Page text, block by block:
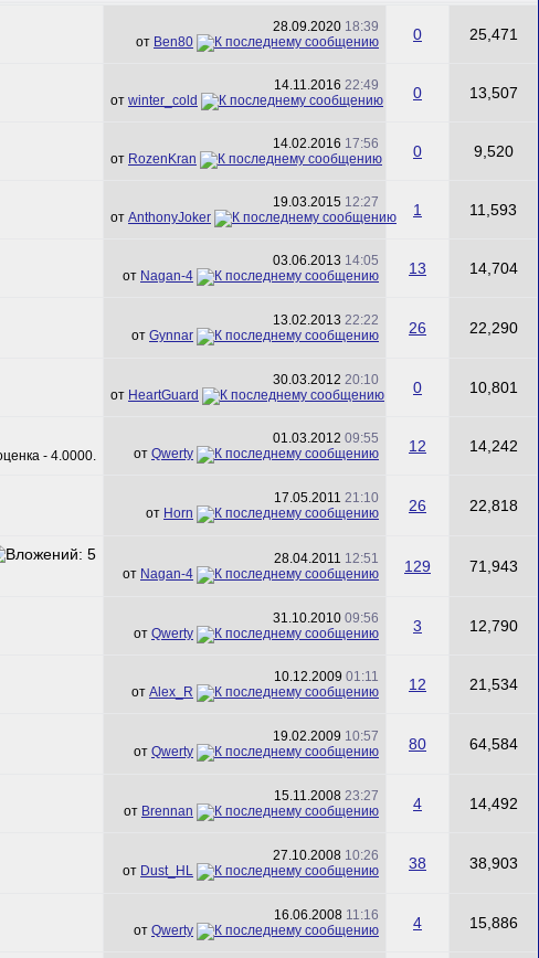
28.09.2020 18:39
от Ben80 0 25,471
14.11.2016 22:49
от winter_cold 0 13,507
14.02.2016 17:56
от RozenKran 0 9,520
19.03.2015 12:27
от AnthonyJoker 1 11,593
03.06.2013 14:05
от Nagan-4 13 14,704
13.02.2013 22:22
от Gynnar 26 22,290
30.03.2012 20:10
от HeartGuard 0 10,801
01.03.2012 09:55
от Qwerty 12 14,242
17.05.2011 21:10
от Horn 26 22,818
28.04.2011 12:51
от Nagan-4 129 71,943
31.10.2010 09:56
от Qwerty 3 12,790
10.12.2009 01:11
от Alex_R 12 21,534
19.02.2009 10:57
от Qwerty 80 64,584
15.11.2008 23:27
от Brennan 4 14,492
27.10.2008 10:26
от Dust_HL 38 38,903
16.06.2008 11:16
от Qwerty 4 15,886